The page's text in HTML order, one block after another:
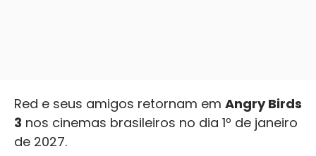
Red e seus amigos retornam em Angry Birds
3 nos cinemas brasileiros no dia 1º de janeiro
de 2027.